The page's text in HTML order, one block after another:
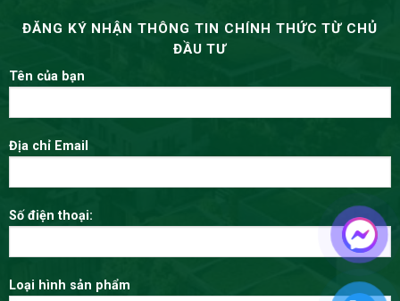
ĐĂNG KÝ NHẬN THÔNG TIN CHÍNH THỨC TỪ CHỦ
ĐẦU TƯ
Tên của bạn
Địa chỉ Email
Số điện thoại:
Loại hình sản phẩm